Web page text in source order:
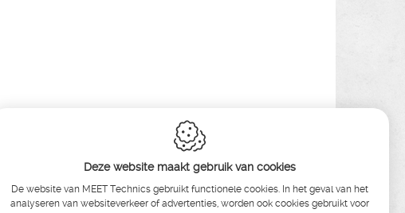
Deze website maakt gebruik van cookies
De website van MEET Technics gebruikt functionele cookies. In het geval van het
analyseren van websiteverkeer of advertenties, worden ook cookies gebruikt voor